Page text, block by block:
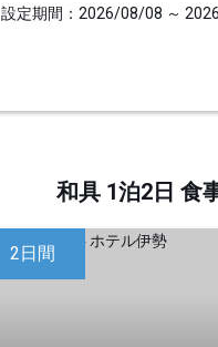
設定期間：2026/08/08 ～
和具 1泊2日 食
2日間